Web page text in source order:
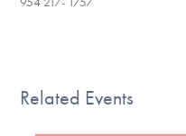
Related Events